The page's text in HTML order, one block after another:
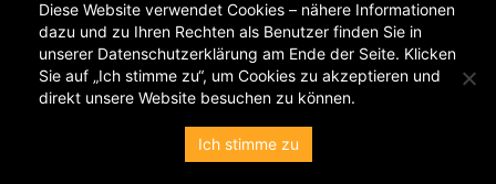
隐私政策
Diese Website verwendet Cookies – nähere Informationen
dazu und zu Ihren Rechten als Benutzer finden Sie in
unserer Datenschutzerklärung am Ende der Seite. Klicken
Sie auf „Ich stimme zu“, um Cookies zu akzeptieren und
direkt unsere Website besuchen zu können.
Ich stimme zu